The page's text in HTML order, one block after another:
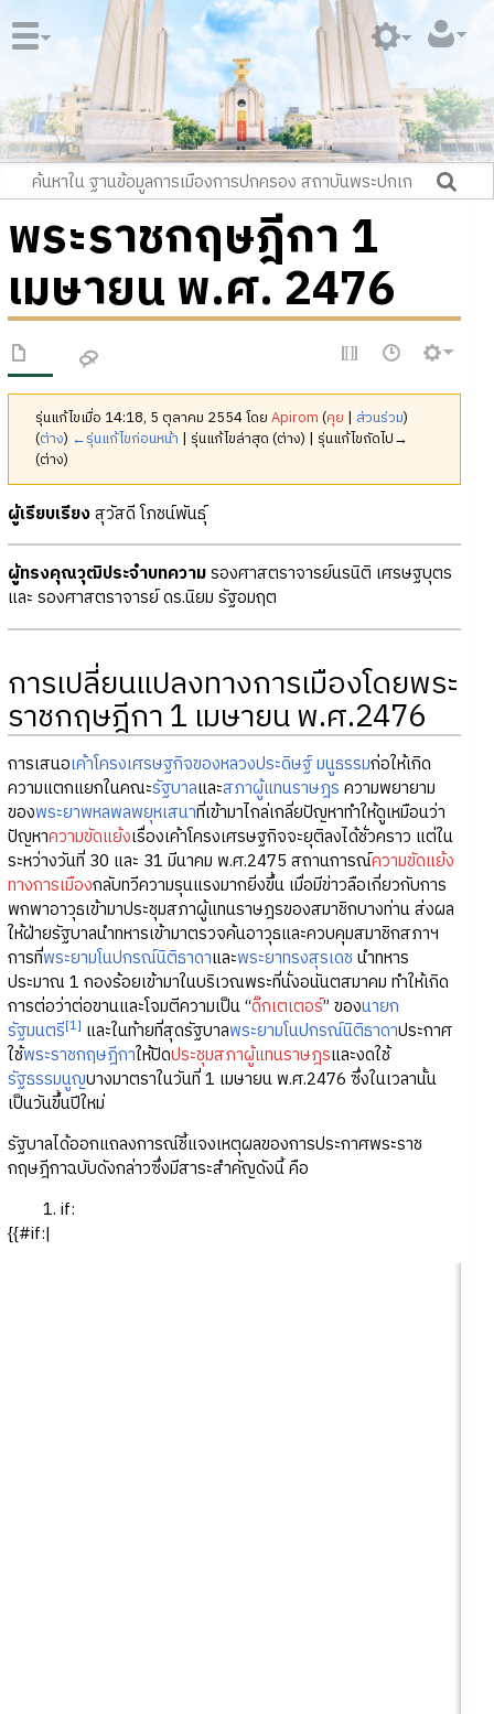
พระราชกฤษฎีกา 1
เมษายน พ.ศ. 2476
รุ่นแก้ไขเมื่อ 14:18, 5 ตุลาคม 2554 โดยApirom (คุย | ส่วนร่วม)
(ต่าง) ←รุ่นแก้ไขก่อนหน้า | รุ่นแก้ไขล่าสุด (ต่าง) | รุ่นแก้ไขถัดไป→
(ต่าง)
ผู้เรียบเรียงสุวัสดี โภชน์พันธุ์
ผู้ทรงคุณวุฒิประจำบทความรองศาสตราจารย์นรนิติ เศรษฐบุตร
และ รองศาสตราจารย์ ดร.นิยม รัฐอมฤต
การเปลี่ยนแปลงทางการเมืองโดยพระ
ราชกฤษฎีกา 1 เมษายน พ.ศ.2476
การเสนอเค้าโครงเศรษฐกิจของหลวงประดิษฐ์ มนูธรรมก่อให้เกิด
ความแตกแยกในคณะรัฐบาลและสภาผู้แทนราษฎร ความพยายาม
ของพระยาพหลพลพยุหเสนาที่เข้ามาไกล่เกลี่ยปัญหาทำให้ดูเหมือนว่า
ปัญหาความขัดแย้งเรื่องเค้าโครงเศรษฐกิจจะยุติลงได้ชั่วคราว แต่ใน
ระหว่างวันที่ 30 และ 31 มีนาคม พ.ศ.2475 สถานการณ์ความขัดแย้ง
ทางการเมืองกลับทวีความรุนแรงมากยิ่งขึ้น เมื่อมีข่าวลือเกี่ยวกับการ
พกพาอาวุธเข้ามาประชุมสภาผู้แทนราษฎรของสมาชิกบางท่าน ส่งผล
ให้ฝ่ายรัฐบาลนำทหารเข้ามาตรวจค้นอาวุธและควบคุมสมาชิกสภาฯ
การที่พระยามโนปกรณ์นิติธาดาและพระยาทรงสุรเดช นำทหาร
ประมาณ 1 กองร้อยเข้ามาในบริเวณพระที่นั่งอนันตสมาคม ทำให้เกิด
การต่อว่าต่อขานและโจมตีความเป็น “ดิ๊กเตเตอร์” ของนายก
รัฐมนตรี[1] และในท้ายที่สุดรัฐบาลพระยามโนปกรณ์นิติธาดาประกาศ
ใช้พระราชกฤษฎีกาให้ปิดประชุมสภาผู้แทนราษฎรและงดใช้
รัฐธรรมนูญบางมาตราในวันที่ 1 เมษายน พ.ศ.2476 ซึ่งในเวลานั้น
เป็นวันขึ้นปีใหม่
รัฐบาลได้ออกแถลงการณ์ชี้แจงเหตุผลของการประกาศพระราช
กฤษฎีกาฉบับดังกล่าวซึ่งมีสาระสำคัญดังนี้ คือ
if:
{{#if:|